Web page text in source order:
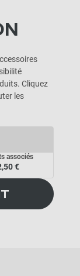
Cliquez
les
associés
€